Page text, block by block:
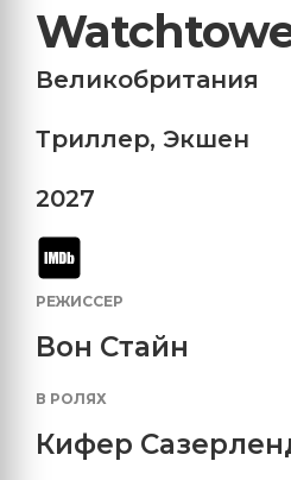
Великобритания
Триллер, Экшен
2027
РЕЖИССЕР
Вон Стайн
В РОЛЯХ
Кифер